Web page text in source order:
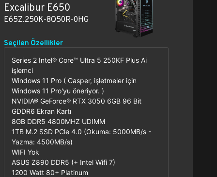
Excalibur E650
E65Z.250K-8Q50R-0HG
Seçilen Özellikler
Series 2 Intel® Core™ Ultra 5 250KF Plus Ai
işlemci
Windows 11 Pro ( Casper, işletmeler için
Windows 11 Pro'yu öneriyor. )
NVIDIA® GeForce® RTX 3050 6GB 96 Bit
GDDR6 Ekran Kartı
8GB DDR5 4800MHZ UDIMM
1TB M.2 SSD PCle 4.0 (Okuma: 5000MB/s -
Yazma: 4500MB/s)
WIFI Yok
ASUS Z890 DDR5 (+ Intel Wifi 7)
1200 Watt 80+ Platinum